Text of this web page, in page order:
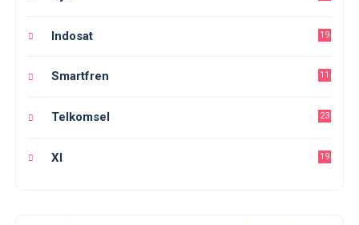
Indosat 19
Smartfren 11
Telkomsel 23
Xl 19